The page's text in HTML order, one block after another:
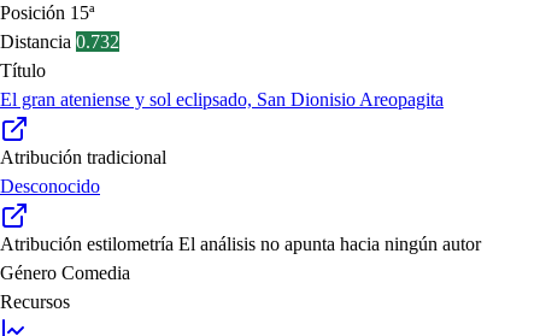
Posición 15ª
Distancia 0.732
Título
El gran ateniense y sol eclipsado, San Dionisio Areopagita
Atribución tradicional
Desconocido
Atribución estilometría El análisis no apunta hacia ningún autor
Género Comedia
Recursos